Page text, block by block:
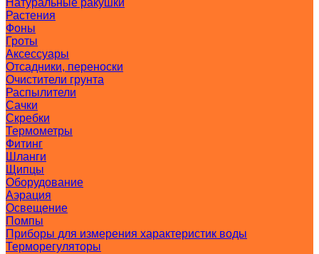
Натуральные ракушки
Растения
Фоны
Гроты
Аксессуары
Отсадники, переноски
Очистители грунта
Распылители
Сачки
Скребки
Термометры
Фитинг
Шланги
Щипцы
Оборудование
Аэрация
Освещение
Помпы
Приборы для измерения характеристик воды
Терморегуляторы